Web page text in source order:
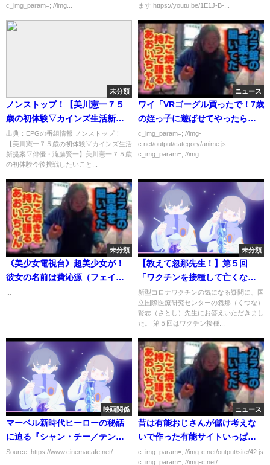
c_img_param=; //img...
ます https://youtu.be/1E1J-B-...
未分類
ノンストップ！【美川憲一７５
歳の初体験▽カインズ生活新提
案▽俳優・滝藤賢一】[字][デ]…
の番組内容解析まとめ
出典：EPGの番組情報 ノンストップ！
【美川憲一７５歳の初体験▽カインズ生活
新提案▽俳優・滝藤賢一】美川憲一７５歳
の初体験今後挑戦したいこと...
ニュース
ワイ「VRゴーグル買ったで！7歳
の姪っ子に遊ばせてやったら大
喜びやろなぁ」
c_img_param=; //img-
c.net/output/category/anime.js
c_img_param=; //img...
未分類
《美少女電視台》超美少女が！
彼女の名前は費沁源（フェイ・
...
未分類
【教えて忽那先生！】第５回
「ワクチンを接種して亡くなっ
た人がいると聞きました。因果
関係はあるのですか？」
新型コロナワクチンの気になる疑問に、国
立国際医療研究センターの忽那（くつな）
賢志（さとし）先生にお答えいただきまし
た。 第５回はワクチン接種...
映画関係
マーベル新時代ヒーローの秘話
に迫る『シャン・チー／テン・
リングスの伝説』特別映像
Source: https://www.cinemacafe.net/...
ニュース
昔は有能おじさんが儲け考えな
いで作った有能サイトいっぱい
あったよね
c_img_param=; //img-c.net/output/site/42.js
c_img_param=; //img-c.net/...